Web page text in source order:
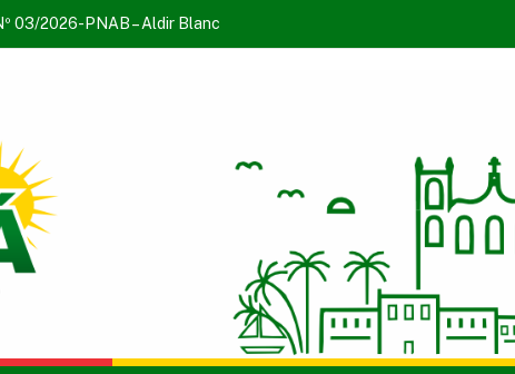
03/2026-PNAB – Aldir Blanc